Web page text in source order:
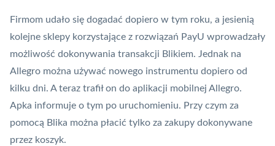
Firmom udało się dogadać dopiero w tym roku, a jesienią
kolejne sklepy korzystające z rozwiązań PayU wprowadzały
możliwość dokonywania transakcji Blikiem. Jednak na
Allegro można używać nowego instrumentu dopiero od
kilku dni. A teraz trafił on do aplikacji mobilnej Allegro.
Apka informuje o tym po uruchomieniu. Przy czym za
pomocą Blika można płacić tylko za zakupy dokonywane
przez koszyk.